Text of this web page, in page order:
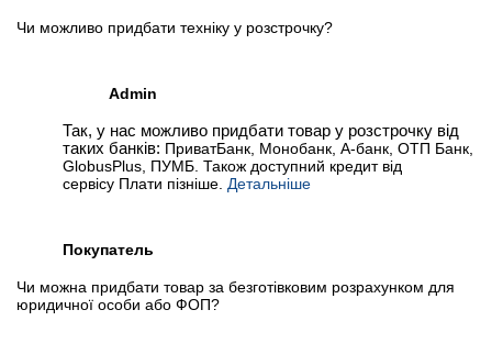
Чи можливо придбати техніку у розстрочку?
Admin
Так, у нас можливо придбати товар у розстрочку від
таких банків: ПриватБанк, Монобанк, А-банк, ОТП Банк,
GlobusPlus, ПУМБ. Також доступний кредит від
сервісу Плати пізніше. Детальніше
Покупатель
Чи можна придбати товар за безготівковим розрахунком для
юридичної особи або ФОП?